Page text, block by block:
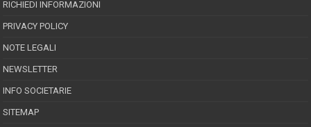
RICHIEDI INFORMAZIONI
PRIVACY POLICY
NOTE LEGALI
NEWSLETTER
INFO SOCIETARIE
SITEMAP